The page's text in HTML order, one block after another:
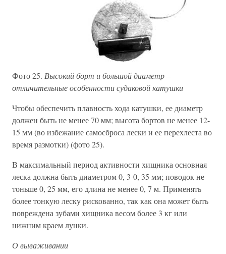
Фото 25. Высокий борт и большой диаметр –
отличительные особенности судаковой катушки
Чтобы обеспечить плавность хода катушки, ее диаметр
должен быть не менее 70 мм; высота бортов не менее 12-
15 мм (во избежание самосброса лески и ее перехлеста во
время размотки) (фото 25).
В максимальный период активности хищника основная
леска должна быть диаметром 0, 3-0, 35 мм; поводок не
тоньше 0, 25 мм, его длина не менее 0, 7 м. Применять
более тонкую леску рискованно, так как она может быть
повреждена зубами хищника весом более 3 кг или
нижним краем лунки.
О вываживании